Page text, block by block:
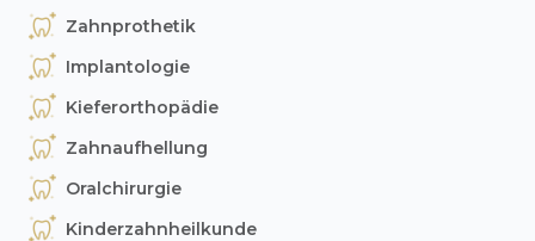
Zahnprothetik
Implantologie
Kieferorthopädie
Zahnaufhellung
Oralchirurgie
Kinderzahnheilkunde